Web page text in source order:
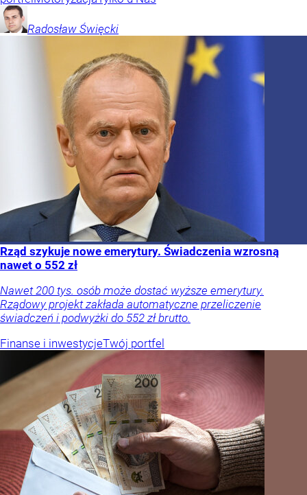
Radosław Święcki
Rząd szykuje nowe emerytury. Świadczenia wzrosną
nawet o 552 zł
Nawet 200 tys. osób może dostać wyższe emerytury.
Rządowy projekt zakłada automatyczne przeliczenie
świadczeń i podwyżki do 552 zł brutto.
Finanse i inwestycjeTwój portfel